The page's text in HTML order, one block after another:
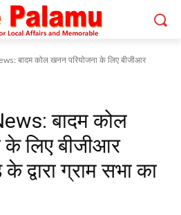
बादम कोल खनन परियोजना के लिए बीजीआर
बादम कोल
के लिए बीजीआर
द्वारा ग्राम सभा का